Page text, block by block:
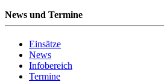
News und Termine
Einsätze
News
Infobereich
Termine